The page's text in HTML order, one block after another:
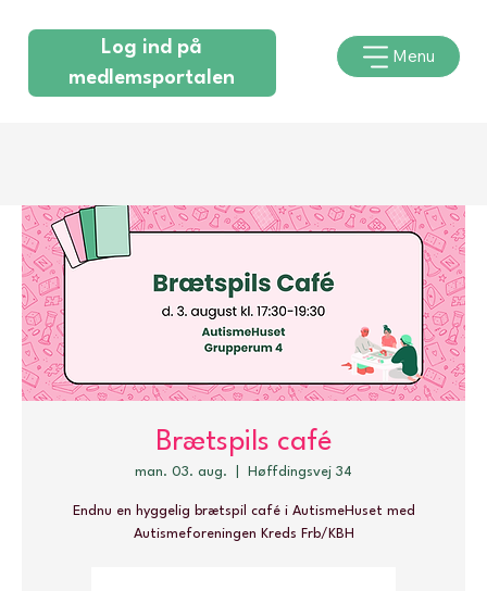
Log ind på
medlemsportalen
Menu
Brætspils café
man. 03. aug. Høffdingsvej 34
Endnu en hyggelig brætspil café i AutismeHuset med
Autismeforeningen Kreds Frb/KBH